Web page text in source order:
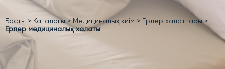
Басты > Каталогы>Медициналық киім > Ерлер халаттары>
Ерлер медициналық халаты